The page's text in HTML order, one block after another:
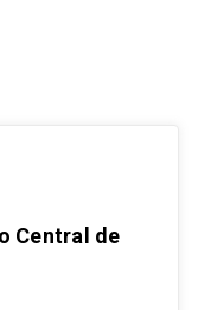
Central de